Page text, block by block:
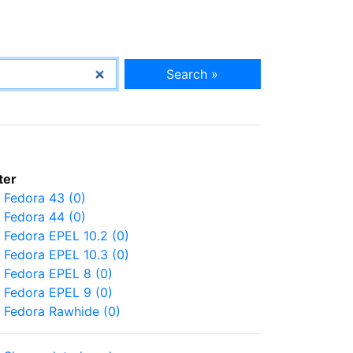
Search »
Fedora 43 (0)
Fedora 44 (0)
Fedora EPEL 10.2 (0)
Fedora EPEL 10.3 (0)
Fedora EPEL 8 (0)
Fedora EPEL 9 (0)
Fedora Rawhide (0)